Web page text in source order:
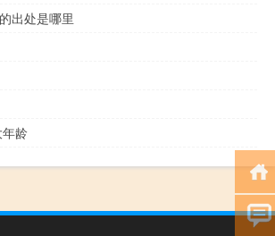
出处是哪里
龄